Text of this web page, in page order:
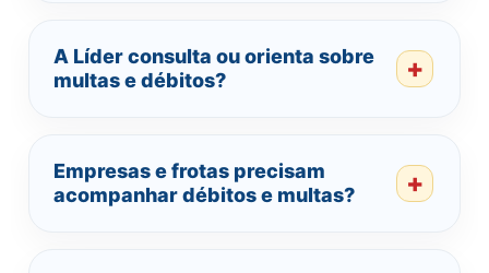
A Líder consulta ou orienta sobre
multas e débitos?
Empresas e frotas precisam
acompanhar débitos e multas?